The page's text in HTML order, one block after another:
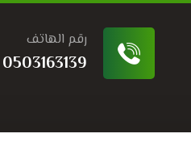
رقم الهاتف
0503163139